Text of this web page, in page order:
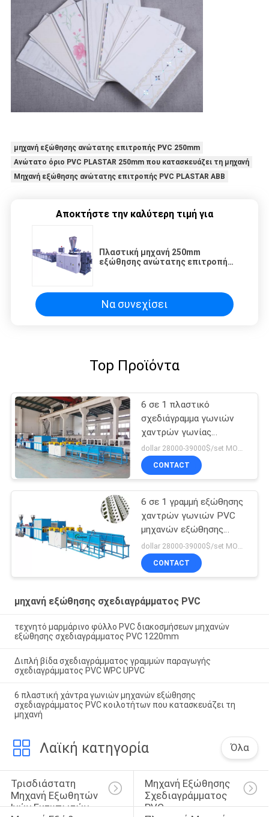
μηχανή εξώθησης ανώτατης επιτροπής PVC 250mm
Ανώτατο όριο PVC PLASTAR 250mm που κατασκευάζει τη μηχανή
Μηχανή εξώθησης ανώτατης επιτροπής PVC PLASTAR ABB
Αποκτήστε την καλύτερη τιμή για
Πλαστική μηχανή 250mm
εξώθησης ανώτατης επιτροπής
Να συνεχίσει
Top Προϊόντα
6 σε 1 πλαστικό
σχεδιάγραμμα γωνιών
χαντρών γωνίας
μηχανών εξώθησης
σχεδιαγράμματος PVC
UPVC
dollar 28000-39000$/set MOQ:1set
CONTACT
6 σε 1 γραμμή εξώθησης
χαντρών γωνιών PVC
μηχανών εξώθησης
σχεδιαγράμματος PVC
με Punching τις τρύπες
dollar 28000-39000$/set MOQ:1set
CONTACT
μηχανή εξώθησης σχεδιαγράμματος PVC
τεχνητό μαρμάρινο φύλλο PVC διακοσμήσεων μηχανών
εξώθησης σχεδιαγράμματος PVC 1220mm
Διπλή βίδα σχεδιαγράμματος γραμμών παραγωγής
σχεδιαγράμματος PVC WPC UPVC
6 πλαστική χάντρα γωνιών μηχανών εξώθησης
σχεδιαγράμματος PVC κοιλοτήτων που κατασκευάζει τη
μηχανή
Λαϊκή κατηγορία Όλα
Τρισδιάστατη
Μηχανή Εξωθητών
Ινών Εκτυπωτών
Μηχανή Εξώθησης
Σχεδιαγράμματος
PVC